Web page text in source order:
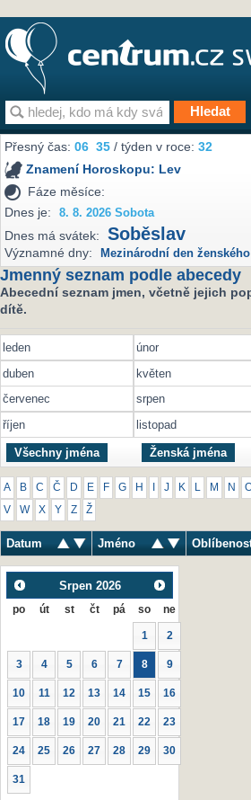
Přesný čas:06 35 / týden v roce:32
Znamení Horoskopu: Lev
Fáze měsíce:
Dnes je:
8. 8. 2026 Sobota
Dnes má svátek: Soběslav
Významné dny: Mezinárodní den
Jmenný seznam podle abecedy
Abecední seznam jmen, včetně jejich
dítě.
leden únor
duben
květen
červenec
srpen
říjen
listopad
Všechny jména Ženská jména
A B C Č D E F G H J K M N
V W X Y Z Ž
Datum Jméno
Srpen 2026
po út st čt pá so ne
1 2
3 4 5 6 7 8 9
10 11 12 13 14 15 16
17 18 19 20 21 22 23
24 25 26 27 28 29 30
31